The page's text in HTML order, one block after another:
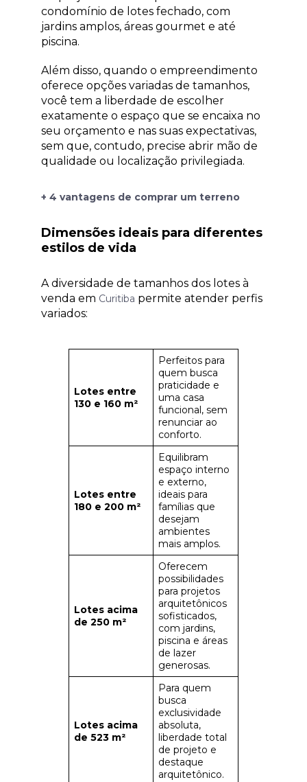
condomínio de lotes fechado, com
jardins amplos, áreas gourmet e até
piscina.
Além disso, quando o empreendimento
oferece opções variadas de tamanhos,
você tem a liberdade de escolher
exatamente o espaço que se encaixa no
seu orçamento e nas suas expectativas,
sem que, contudo, precise abrir mão de
qualidade ou localização privilegiada.
+ 4 vantagens de comprar um terreno
Dimensões ideais para diferentes
estilos de vida
A diversidade de tamanhos dos lotes à
venda em Curitiba permite atender perfis
variados:
Lotes entre
130 e 160 m²
Perfeitos para
quem busca
praticidade e
uma casa
funcional, sem
renunciar ao
conforto.
Lotes entre
180 e 200 m²
Equilibram
espaço interno
e externo,
ideais para
famílias que
desejam
ambientes
mais amplos.
Lotes acima
de 250 m²
Oferecem
possibilidades
para projetos
arquitetônicos
sofisticados,
com jardins,
piscina e áreas
de lazer
generosas.
Lotes acima
de 523 m²
Para quem
busca
exclusividade
absoluta,
liberdade total
de projeto e
destaque
arquitetônico.